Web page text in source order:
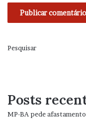
Pesquisar
Posts
MP-BA pede